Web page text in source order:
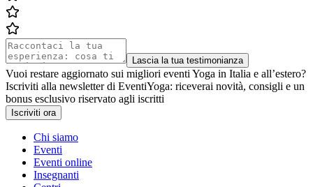
Lascia la tua testimonianza
Vuoi restare aggiornato sui migliori eventi Yoga in Italia e all’estero?
Iscriviti alla newsletter di EventiYoga: riceverai novità, consigli e un
bonus esclusivo riservato agli iscritti
Iscriviti ora
Chi siamo
Eventi
Eventi online
Insegnanti